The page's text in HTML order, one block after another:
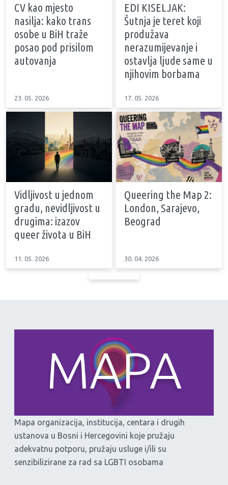
CV kao mjesto
nasilja: kako trans
osobe u BiH traže
posao pod prisilom
autovanja
23. 05. 2026
EDI KISELJAK:
Šutnja je teret koji
produžava
nerazumijevanje i
ostavlja ljude same u
njihovim borbama
17. 05. 2026
Vidljivost u jednom
gradu, nevidljivost u
drugima: izazov
queer života u BiH
11. 05. 2026
Queering the Map 2:
London, Sarajevo,
Beograd
30. 04. 2026
Mapa organizacija, institucija, centara i drugih
ustanova u Bosni i Hercegovini koje pružaju
adekvatnu potporu, pružaju usluge i/ili su
senzibilizirane za rad sa LGBTI osobama